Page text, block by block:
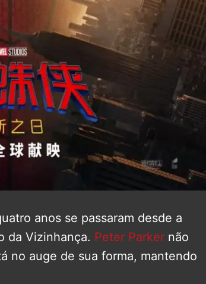
anos se passaram desde a
da Vizinhança. Peter Parker não
no auge de sua forma, mantendo